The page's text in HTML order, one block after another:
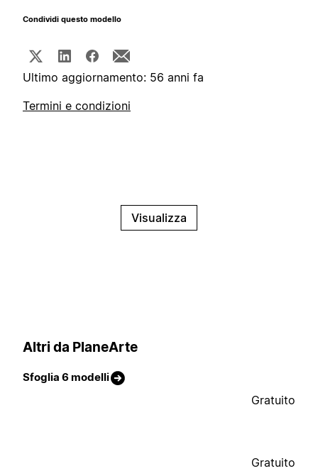
Condividi questo modello
Ultimo aggiornamento: 56 anni fa
Termini e condizioni
Visualizza
Altri da PlaneArte
Sfoglia 6 modelli
Gratuito
Gratuito